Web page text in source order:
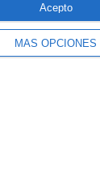
MÁS OPCIONES
Acepto